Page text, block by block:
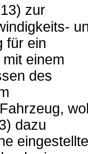
zur
für ein
einem
des
dazu
eingestellte